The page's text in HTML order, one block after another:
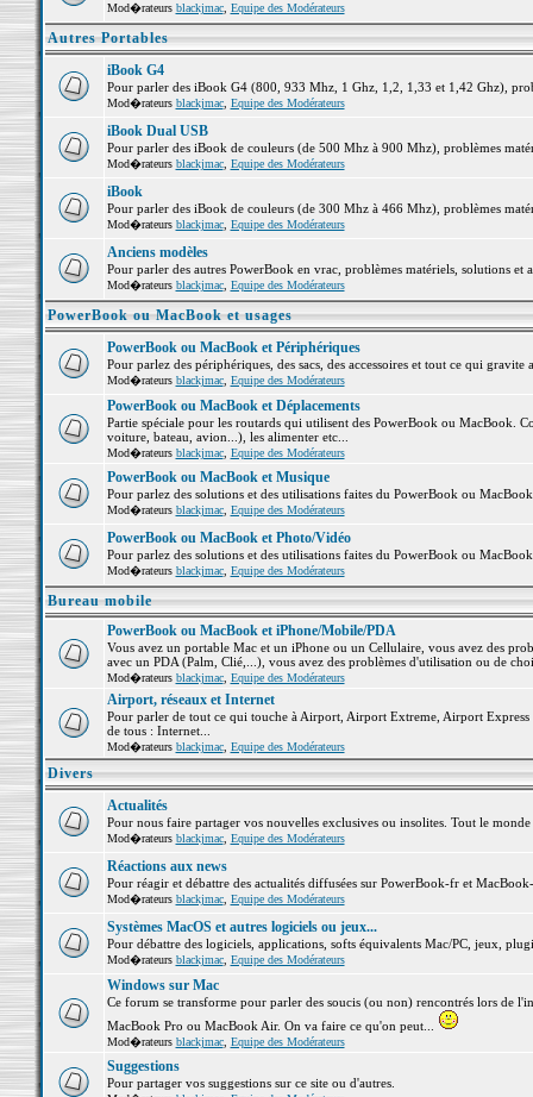
Mod�rateurs blackjmac, Equipe des Modérateurs
Autres Portables
iBook G4
Pour parler des iBook G4 (800, 933 Mhz, 1 Ghz, 1,2, 1,33 et 1,42 Ghz),
Mod�rateurs blackjmac, Equipe des Modérateurs
iBook Dual USB
Pour parler des iBook de couleurs (de 500 Mhz à 900 Mhz), problèmes
Mod�rateurs blackjmac, Equipe des Modérateurs
iBook
Pour parler des iBook de couleurs (de 300 Mhz à 466 Mhz), problèmes
Mod�rateurs blackjmac, Equipe des Modérateurs
Anciens modèles
Pour parler des autres PowerBook en vrac, problèmes matériels, solutions et
Mod�rateurs blackjmac, Equipe des Modérateurs
PowerBook ou MacBook et usages
PowerBook ou MacBook et Périphériques
Pour parlez des périphériques, des sacs, des accessoires et tout ce qui
Mod�rateurs blackjmac, Equipe des Modérateurs
PowerBook ou MacBook et Déplacements
Partie spéciale pour les routards qui utilisent des PowerBook ou MacBook.
voiture, bateau, avion...), les alimenter etc...
Mod�rateurs blackjmac, Equipe des Modérateurs
PowerBook ou MacBook et Musique
Pour parlez des solutions et des utilisations faites du PowerBook ou
Mod�rateurs blackjmac, Equipe des Modérateurs
PowerBook ou MacBook et Photo/Vidéo
Pour parlez des solutions et des utilisations faites du PowerBook ou
Mod�rateurs blackjmac, Equipe des Modérateurs
Bureau mobile
PowerBook ou MacBook et iPhone/Mobile/PDA
Vous avez un portable Mac et un iPhone ou un Cellulaire, vous avez des
avec un PDA (Palm, Clié,...), vous avez des problèmes d'utilisation ou de
Mod�rateurs blackjmac, Equipe des Modérateurs
Airport, réseaux et Internet
Pour parler de tout ce qui touche à Airport, Airport Extreme, Airport
de tous : Internet...
Mod�rateurs blackjmac, Equipe des Modérateurs
Divers
Actualités
Pour nous faire partager vos nouvelles exclusives ou insolites. Tout le
Mod�rateurs blackjmac, Equipe des Modérateurs
Réactions aux news
Pour réagir et débattre des actualités diffusées sur PowerBook-fr et
Mod�rateurs blackjmac, Equipe des Modérateurs
Systèmes MacOS et autres logiciels ou jeux...
Pour débattre des logiciels, applications, softs équivalents Mac/PC, jeux,
Mod�rateurs blackjmac, Equipe des Modérateurs
Windows sur Mac
Ce forum se transforme pour parler des soucis (ou non) rencontrés lors de
MacBook Pro ou MacBook Air. On va faire ce qu'on peut...
Mod�rateurs blackjmac, Equipe des Modérateurs
Suggestions
Pour partager vos suggestions sur ce site ou d'autres.